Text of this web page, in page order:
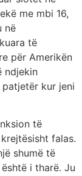
me mbi 16,
në
të
për Amerikën
ndjekin
kur jeni
të
falas.
shumë të
i tharë. Ju